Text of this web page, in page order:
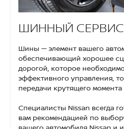
ШИННЫЙ СЕРВИС
Шины — элемент вашего
обеспечивающий хорошее
дорогой, которое
эффективного управления,
передачи крутящего момента
Специалисты Nissan всегда
вам рекомендацией по